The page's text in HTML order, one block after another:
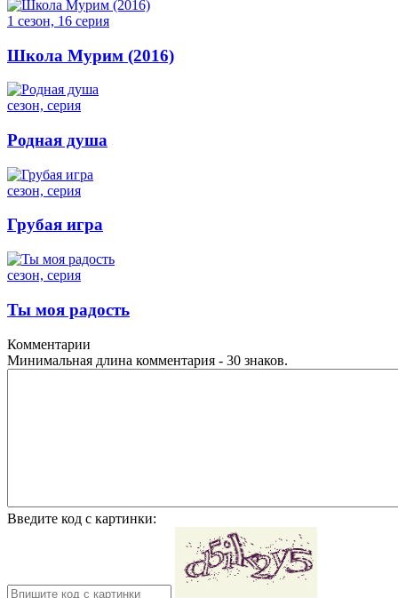
1 сезон, 16 серия
Школа Мурим (2016)
сезон, серия
Родная душа
сезон, серия
Грубая игра
сезон, серия
Ты моя радость
Комментарии
Минимальная длина комментария - 30 знаков.
Введите код с картинки: